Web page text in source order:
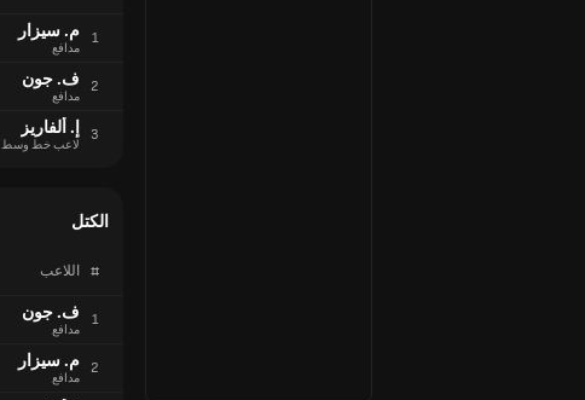
1 م. سيزار
مدافع
2 ف. جون
مدافع
3 إ. ألفاريز
لاعب خط وسط
الكتل
# اللاعب
1 ف. جون
مدافع
2 م. سيزار
مدافع